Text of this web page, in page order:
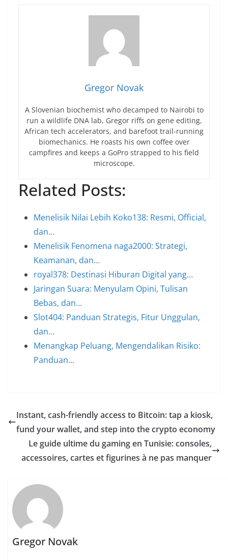
Gregor Novak
A Slovenian biochemist who decamped to Nairobi to
run a wildlife DNA lab, Gregor riffs on gene editing,
African tech accelerators, and barefoot trail-running
biomechanics. He roasts his own coffee over
campfires and keeps a GoPro strapped to his field
microscope.
Related Posts:
Menelisik Nilai Lebih Koko138: Resmi, Official,
dan…
Menelisik Fenomena naga2000: Strategi,
Keamanan, dan…
royal378: Destinasi Hiburan Digital yang…
Jaringan Suara: Menyulam Opini, Tulisan
Bebas, dan…
Slot404: Panduan Strategis, Fitur Unggulan,
dan…
Menangkap Peluang, Mengendalikan Risiko:
Panduan…
Instant, cash-friendly access to Bitcoin: tap a kiosk,
fund your wallet, and step into the crypto economy
Le guide ultime du gaming en Tunisie: consoles,
accessoires, cartes et figurines à ne pas manquer
Gregor Novak